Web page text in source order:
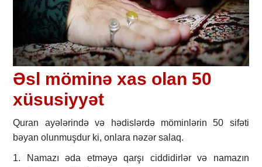
Əsl möminə xas olan 50
xüsusiyyət
Quran ayələrində və hədislərdə möminlərin 50 sifəti
bəyan olunmuşdur ki, onlara nəzər salaq.
1. Namazı əda etməyə qarşı ciddidirlər və namazın